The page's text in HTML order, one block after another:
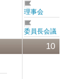
理事会
委員長会議
10